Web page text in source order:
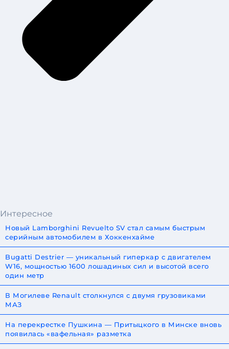
Интересное
Новый Lamborghini Revuelto SV стал самым быстрым
серийным автомобилем в Хоккенхайме
Bugatti Destrier — уникальный гиперкар с двигателем
W16, мощностью 1600 лошадиных сил и высотой всего
один метр
В Могилеве Renault столкнулся с двумя грузовиками
МАЗ
На перекрестке Пушкина — Притыцкого в Минске вновь
появилась «вафельная» разметка